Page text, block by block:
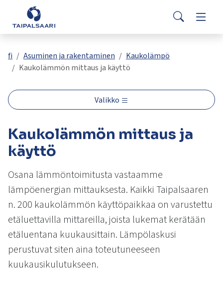
Siirry pääsisältöön
Palaute
Yhteystiedot
Search
Valitse
oleva
tulos
ja
alasnuolilla.
valittuun
hakutulokseen
painamalla
Kosketuslaitteiden
käyttäjät
voivat
käyttää
ja
pyyhkäisyliikkeitä.
Asuminen ja rakentaminen
Opetus ja kasvatus
Hyvinvointi ja terveys
Kunta ja päätöksenteko
Työ ja yrittäminen
fi Asuminen ja rakentaminen
Kaukolämpö
Kaukolämmön mittaus ja käyttö
Valikko
Kaukolämmön mittaus ja
käyttö
Osana lämmöntoimitusta vastaamme
lämpöenergian mittauksesta. Kaikki Taipalsaaren
n. 200 kaukolämmön käyttöpaikkaa on varustettu
etäluettavilla mittareilla, joista lukemat kerätään
etäluentana kuukausittain. Lämpölaskusi
perustuvat siten aina toteutuneeseen
kuukausikulutukseen.